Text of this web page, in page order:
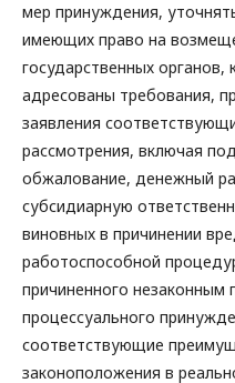
мер принуждения,
имеющих право на
государственных
адресованы требования,
заявления
рассмотрения, включая
обжалование, денежный
субсидиарную
виновных в причинении
работоспособной
причиненного незаконным
процессуального
соответствующие
законоположения в